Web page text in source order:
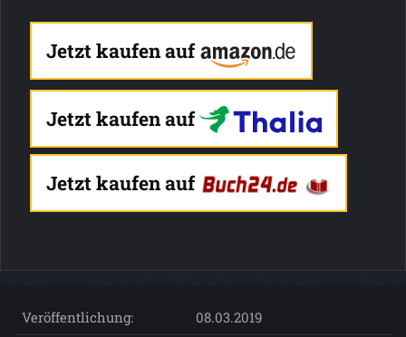
Jetzt kaufen auf
Jetzt kaufen auf
Jetzt kaufen auf
Veröffentlichung:
08.03.2019